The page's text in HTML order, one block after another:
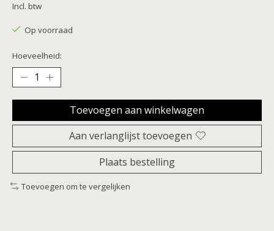
Incl. btw
Op voorraad
Hoeveelheid:
Toevoegen aan winkelwagen
Aan verlanglijst toevoegen
Plaats bestelling
Toevoegen om te vergelijken